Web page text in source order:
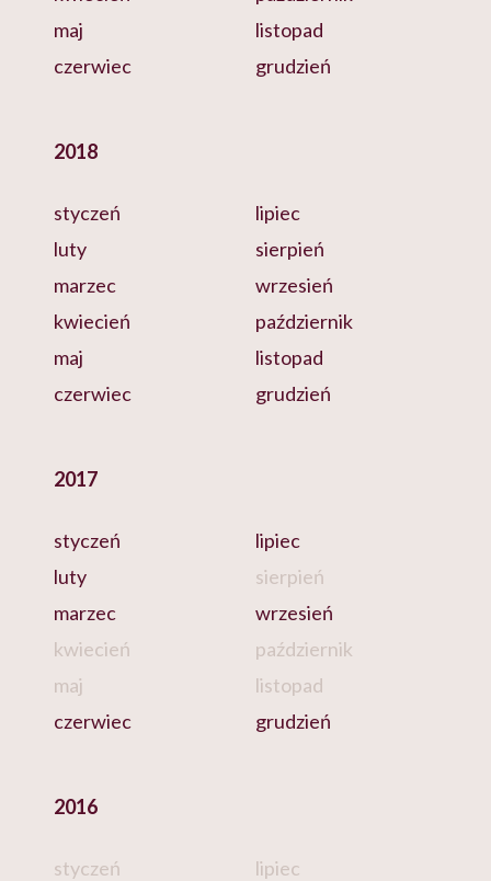
maj
czerwiec
listopad
grudzień
2018
styczeń
luty
marzec
kwiecień
maj
czerwiec
lipiec
sierpień
wrzesień
październik
listopad
grudzień
2017
styczeń
luty
marzec
kwiecień
maj
czerwiec
lipiec
sierpień
wrzesień
październik
listopad
grudzień
2016
styczeń
lipiec